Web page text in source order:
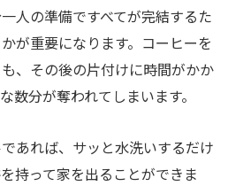
人の準備ですべてが完結するた
が重要になります。コーヒーを
、その後の片付けに時間がかか
数分が奪われてしまいます。
あれば、サッと水洗いするだけ
持って家を出ることができま